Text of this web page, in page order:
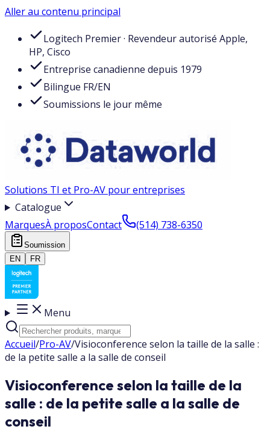
Aller au contenu principal
Logitech Premier · Revendeur autorisé Apple,
HP, Cisco
Entreprise canadienne depuis 1979
Bilingue FR/EN
Soumissions le jour même
Solutions TI et Pro-AV pour entreprises
Catalogue
MarquesÀ proposContact (514) 738-6350
Soumission
EN
FR
Menu
Accueil/Pro-AV/Visioconference selon la taille de la salle :
de la petite salle a la salle de conseil
Visioconference selon la taille de la
salle : de la petite salle a la salle de
conseil